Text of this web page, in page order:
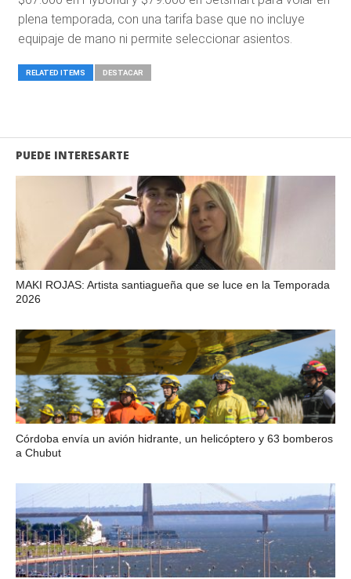
plena temporada, con una tarifa base que no incluye
equipaje de mano ni permite seleccionar asientos.
RELATED ITEMS DESTACAR
PUEDE INTERESARTE
MAKI ROJAS: Artista santiagueña que se luce en la Temporada
2026
Córdoba envía un avión hidrante, un helicóptero y 63 bomberos
a Chubut